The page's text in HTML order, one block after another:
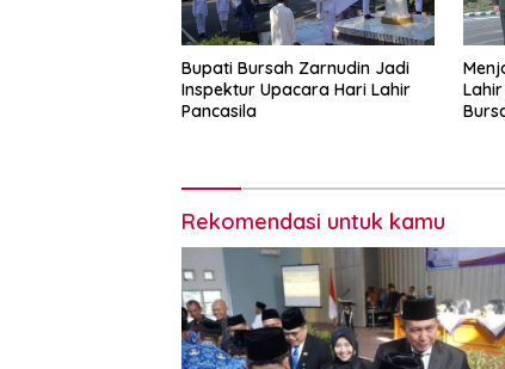
Bupati Bursah Zarnudin Jadi
Inspektur Upacara Hari Lahir
Pancasila
Rekomendasi untuk kamu